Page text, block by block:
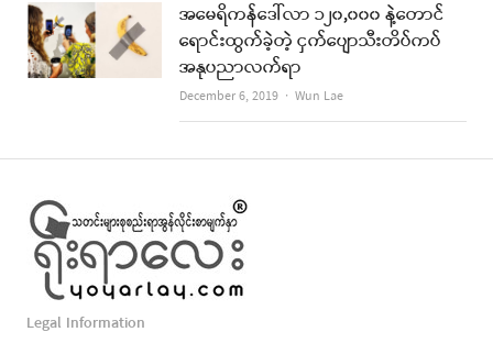
အမေရိကန်ဒေါ်လာ ၁၂၀,၀၀၀ နဲ့တောင်
ရောင်းထွက်ခဲ့တဲ့ ငှက်ပျောသီးတိပ်ကပ်
အနုပညာလက်ရာ
December 6, 2019 Author
Wun Lae
Legal Information